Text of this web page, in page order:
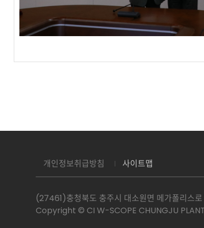
개인정보취급방침 사이트맵
(27461)충청북도 충주시 대소원면 메가폴리
Copyright © CI W-SCOPE CHUNGJU